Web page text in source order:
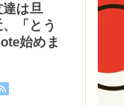
は旦
「とう
始めま